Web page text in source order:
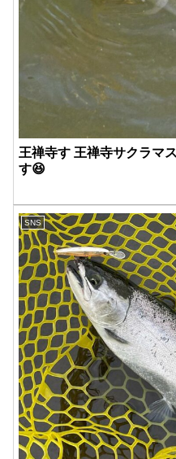
王禅寺す 王禅寺サクラマ
す😆
SNS